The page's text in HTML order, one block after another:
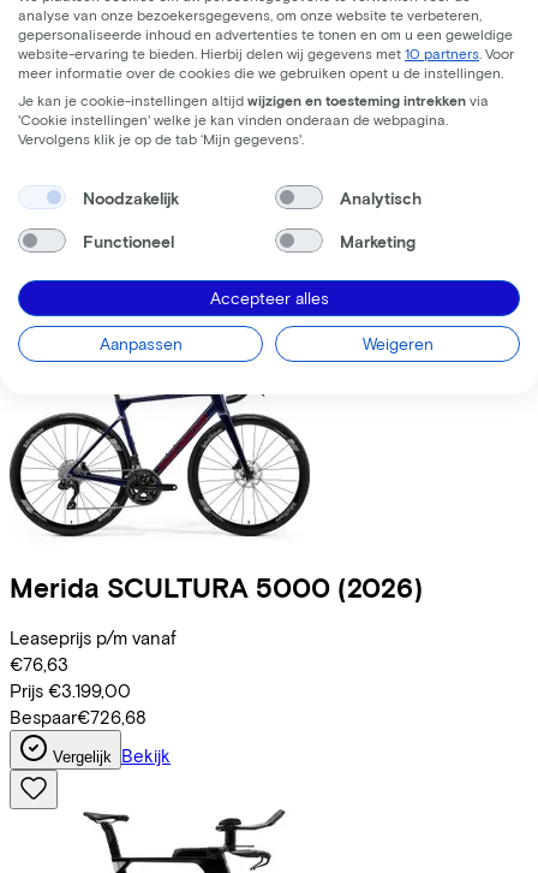
Trek Fuel+ LX 9.8 XT Gen 2 (2026)
Leaseprijs p/m vanaf
€195,63
Prijs €8.699,00
Merida SCULTURA 5000 (2026)
Leaseprijs p/m vanaf
€76,63
Prijs €3.199,00
Bespaar€726,68
Vergelijk Bekijk
analyse van onze bezoekersgegevens, om onze website te verbeteren,
gepersonaliseerde inhoud en advertenties te tonen en om u een geweldige
website-ervaring te bieden. Hierbij delen wij gegevens met 10 partners . Voor
meer informatie over de cookies die we gebruiken opent u de instellingen.
Je kan je cookie-instellingen altijd wijzigen en toesteming intrekken via
'Cookie instellingen' welke je kan vinden onderaan de webpagina.
Vervolgens klik je op de tab ‘Mijn gegevens'.
Noodzakelijk Analytisch
Functioneel Marketing
Accepteer alles
Aanpassen Weigeren